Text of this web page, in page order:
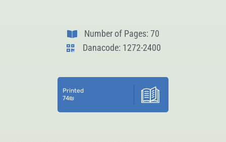
Number of Pages: 70
Danacode: 1272-2400
Printed
74₪